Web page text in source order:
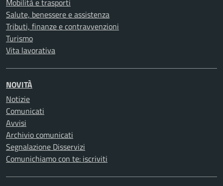
Salute, benessere e assistenza
Tributi, finanze e contravvenzioni
Turismo
Vita lavorativa
NOVITÀ
Notizie
Comunicati
Avvisi
Archivio comunicati
Segnalazione Disservizi
Comunichiamo con te: iscriviti